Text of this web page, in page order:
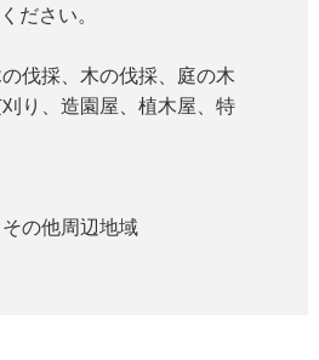
ださい。
伐採、木の伐採、庭の木
り、造園屋、植木屋、特
の他周辺地域